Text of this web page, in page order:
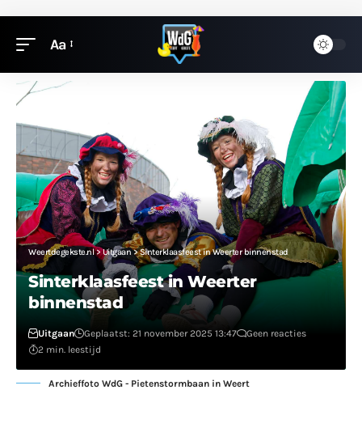
Aa
Weertdegekste.nl>Uitgaan>Sinterklaasfeest in Weerter binnenstad
Sinterklaasfeest in Weerter
binnenstad
Uitgaan Geplaatst: 21 november 2025 13:47
Geen reacties
2 min. leestijd
Archieffoto WdG - Pietenstormbaan in Weert